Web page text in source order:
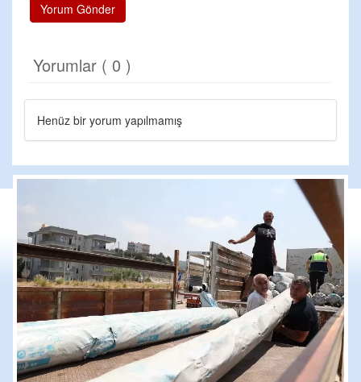
Yorum Gönder
Yorumlar ( 0 )
Henüz bir yorum yapılmamış